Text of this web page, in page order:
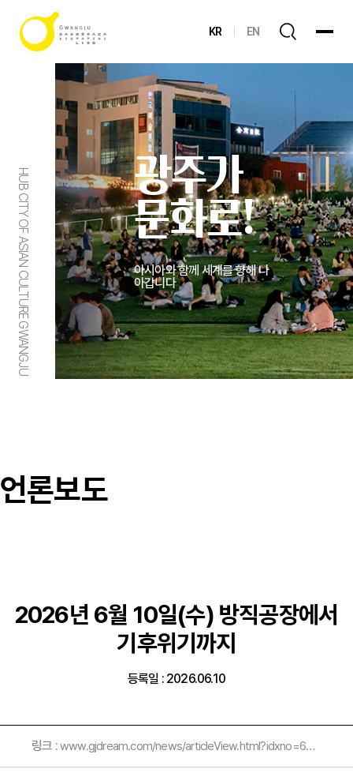
KR EN
HUB CITY OF ASIAN CULTURE GWANGJU
광주가
문화로!
아시아와 함께 세계를 향해 나
아갑니다
언론보도
2026년 6월 10일(수) 방직공장에서
기후위기까지
등록일 : 2026.06.10
링크 :www.gjdream.com/news/articleView.html?idxno=670090